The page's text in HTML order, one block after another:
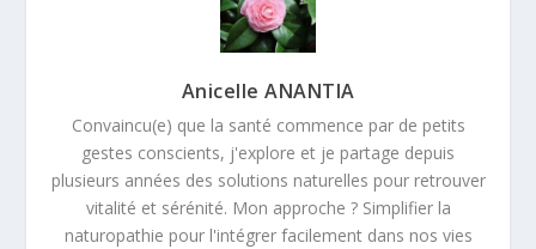
Anicelle ANANTIA
Convaincu(e) que la santé commence par de petits
gestes conscients, j'explore et je partage depuis
plusieurs années des solutions naturelles pour retrouver
vitalité et sérénité. Mon approche ? Simplifier la
naturopathie pour l'intégrer facilement dans nos vies